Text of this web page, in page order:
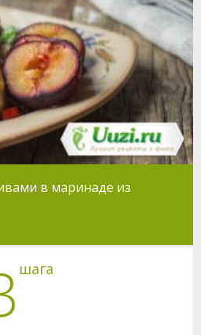
в маринаде из
шага